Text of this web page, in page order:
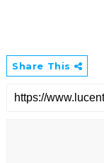
Share This